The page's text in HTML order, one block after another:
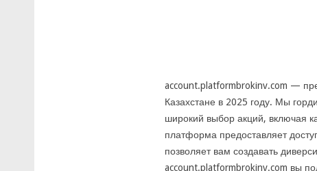
account.platformbrokinv.com —
Казахстане в 2025 году. Мы
широкий выбор акций, включая
платформа предоставляет
позволяет вам создавать
account.platformbrokinv.com вы